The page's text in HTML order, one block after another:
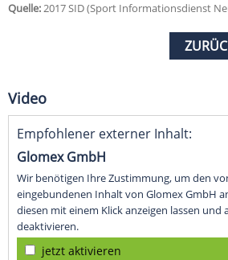
Quelle:2017 SID (Sport Informationsdienst
Video
Empfohlener externer Inhalt:
Glomex GmbH
Wir benötigen Ihre Zustimmung, um den
eingebundenen Inhalt von Glomex GmbH
diesen mit einem Klick anzeigen lassen und
deaktivieren.
jetzt aktivieren